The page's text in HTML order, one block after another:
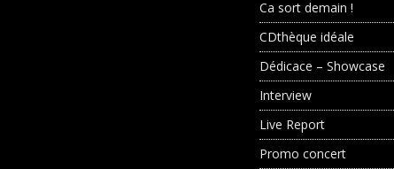
Ca sort demain !
CDthèque idéale
Dédicace – Showcase
Interview
Live Report
Promo concert